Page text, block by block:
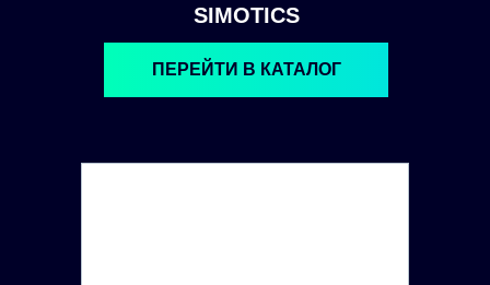
SIMOTICS
ПЕРЕЙТИ В КАТАЛОГ